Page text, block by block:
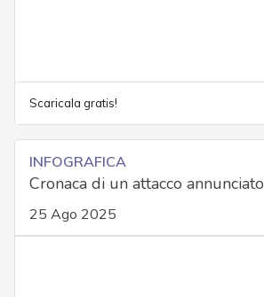
Scaricala gratis!
INFOGRAFICA
Cronaca di un attacco annunciato
25 Ago 2025